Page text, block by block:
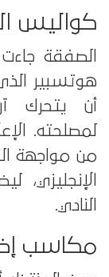
كواليس
الصفقة
هوتسبير
أن يتحرك
لمصلحته.
من مواجهة
الإنجليزي،
النادي.
مكاسب